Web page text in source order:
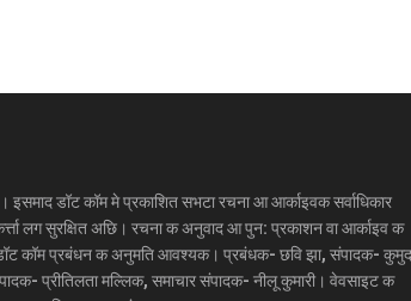
इसमाद डॉट कॉम मे प्रकाशित सभटा रचना आ आर्काइवक सर्वाधिकार
लग सुरक्षित अछि। रचना क अनुवाद आ पुन: प्रकाशन वा आर्काइव क
कॉम प्रबंधन क अनुमति आवश्यक। प्रबंधक- छवि झा, संपादक- कुमुद
प्रीतिलता मल्लिक, समाचार संपादक- नीलू कुमारी। वेवसाइट क